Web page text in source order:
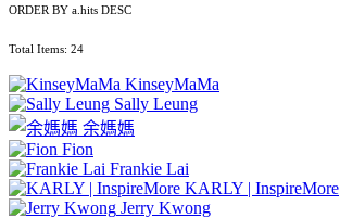
ORDER BY a.hits DESC
Total Items: 24
KinseyMaMa
Sally Leung
余媽媽
Fion
Frankie Lai
KARLY | InspireMore
Jerry Kwong